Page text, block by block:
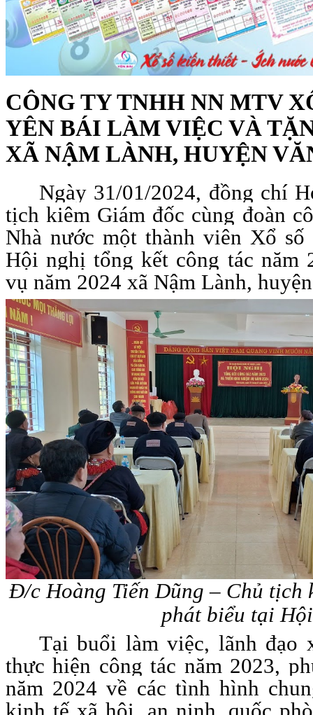
CÔNG TY TNHH NN MTV
YÊN BÁI LÀM VIỆC VÀ
XÃ NẬM LÀNH, HUYỆN
Ngày 31/01/2024, đồng chí
tịch kiêm Giám đốc cùng đoàn
Nhà nước một thành viên Xổ
Hội nghị tổng kết công tác năm
vụ năm 2024 xã Nậm Lành,
Đ/c Hoàng Tiến Dũng – Chủ tịch
phát biểu tại
Tại buổi làm việc, lãnh đạo
thực hiện công tác năm 2023,
năm 2024 về các tình hình